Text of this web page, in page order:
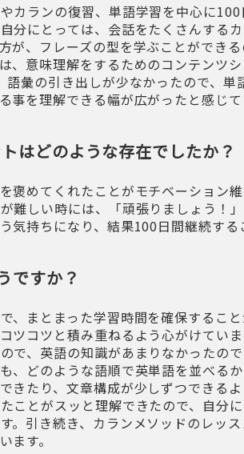
カランの復習、単語学習を中心に
分にとっては、会話をたくさんする
が、フレーズの型を学ぶことができ
、意味理解をするためのコンテンツ
語彙の引き出しが少なかったので、
事を理解できる幅が広がったと感じて
はどのような存在でしたか？
褒めてくれたことがモチベーション維
難しい時には、「頑張りましょう！
気持ちになり、結果100日間継続する
ですか？
、まとまった学習時間を確保するこ
ツコツと積み重ねるよう心がけてい
で、英語の知識があまりなかったの
、どのような語順で英単語を並べる
きたり、文章構成が少しずつできる
ことがスッと理解できたので、自分
。引き続き、カランメソッドのレッ
ます。